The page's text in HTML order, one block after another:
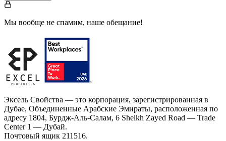
Мы вообще не спамим, наше обещание!
Эксель Свойства — это корпорация, зарегистрированная в
Дубае, Объединенные Арабские Эмираты, расположенная по
адресу 1804, Бурдж-Аль-Салам, 6 Sheikh Zayed Road — Trade
Center 1 — Дубай.
Почтовый ящик 211516.